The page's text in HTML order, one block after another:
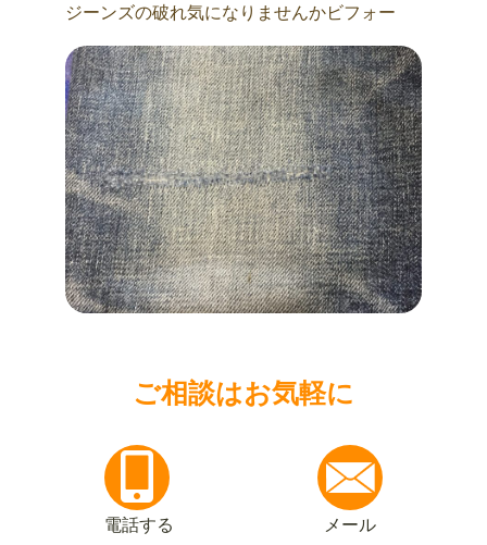
ジーンズの破れ気になりませんかビフォー
ご相談はお気軽に
電話する メール